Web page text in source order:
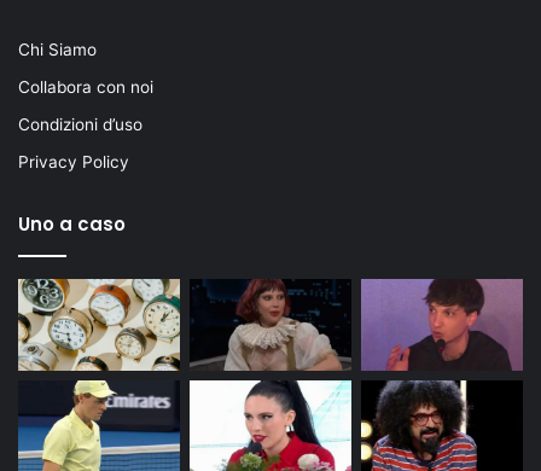
Chi Siamo
Collabora con noi
Condizioni d’uso
Privacy Policy
Uno a caso